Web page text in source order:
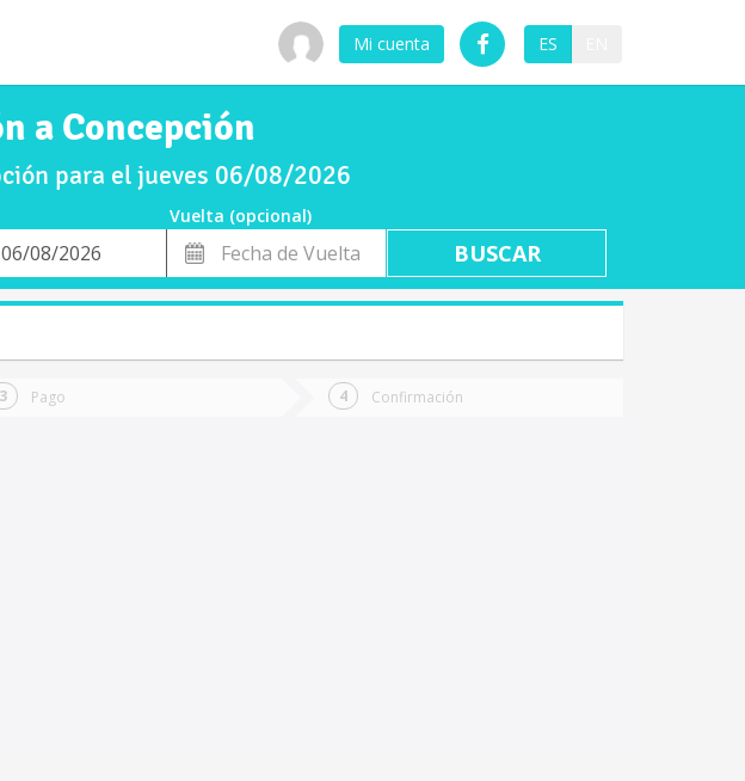
Mi cuenta ES
a Concepción
para el jueves 06/08/2026
Vuelta (opcional)
Fecha
de
Vuelta
Pago Confirmación